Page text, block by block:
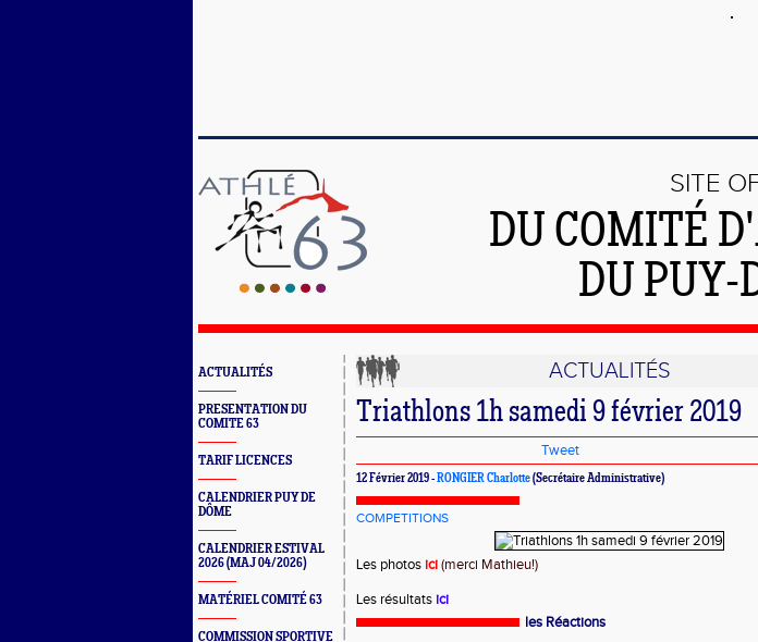
SITE
DU COMITÉ
DU PUY-
ACTUALITÉS
PRESENTATION DU
COMITE 63
TARIF LICENCES
CALENDRIER PUY DE
DÔME
CALENDRIER ESTIVAL
2026 (MAJ 04/2026)
MATÉRIEL COMITÉ 63
COMMISSION SPORTIVE
ACTUALITÉS
Triathlons 1h samedi 9 février 2019
Tweet
12 Février 2019 -RONGIER Charlotte(Secrétaire Administrative)
COMPETITIONS
Les photosici(merci Mathieu!)
Les résultatsici
les Réactions